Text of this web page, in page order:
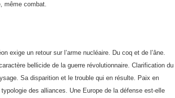
même combat.
exige un retour sur l’arme nucléaire. Du coq et de l’âne.
bellicide de la guerre révolutionnaire. Clarification du
Sa disparition et le trouble qui en résulte. Paix en
des alliances. Une Europe de la défense est-elle